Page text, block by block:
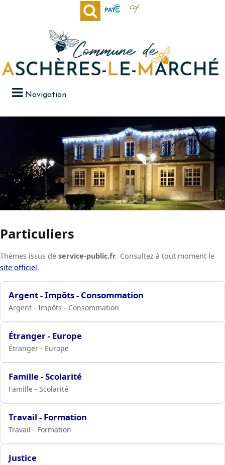
Navigation
Particuliers
Thèmes issus de service-public.fr. Consultez à tout moment le
site officiel.
Argent - Impôts - Consommation
Argent - Impôts - Consommation
Étranger - Europe
Étranger - Europe
Famille - Scolarité
Famille - Scolarité
Travail - Formation
Travail - Formation
Justice